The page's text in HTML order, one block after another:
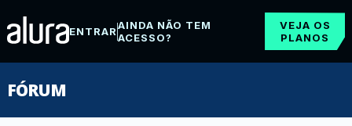
ENTRARAINDA NÃO TEM
ACESSO?
VEJA OS
PLANOS
FÓRUM